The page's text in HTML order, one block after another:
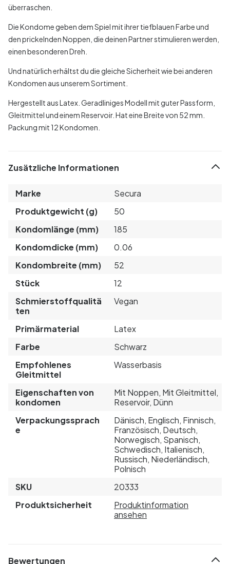
überraschen.
Die Kondome geben dem Spiel mit ihrer tiefblauen Farbe und
den prickelnden Noppen, die deinen Partner stimulieren werden,
einen besonderen Dreh.
Und natürlich erhältst du die gleiche Sicherheit wie bei anderen
Kondomen aus unserem Sortiment.
Hergestellt aus Latex. Geradliniges Modell mit guter Passform,
Gleitmittel und einem Reservoir. Hat eine Breite von 52 mm.
Packung mit 12 Kondomen.
Zusätzliche Informationen
Marke
Secura
Produktgewicht (g)
50
Kondomlänge (mm)
185
Kondomdicke (mm)
0.06
Kondombreite (mm)
52
Stück
12
Schmierstoffqualitä
ten
Vegan
Primärmaterial
Latex
Farbe
Schwarz
Empfohlenes
Gleitmittel
Wasserbasis
Eigenschaften von
kondomen
Mit Noppen, Mit Gleitmittel,
Reservoir, Dünn
Verpackungssprach
e
Dänisch, Englisch, Finnisch,
Französisch, Deutsch,
Norwegisch, Spanisch,
Schwedisch, Italienisch,
Russisch, Niederländisch,
Polnisch
SKU
20333
Produktsicherheit
Produktinformation
ansehen
Bewertungen